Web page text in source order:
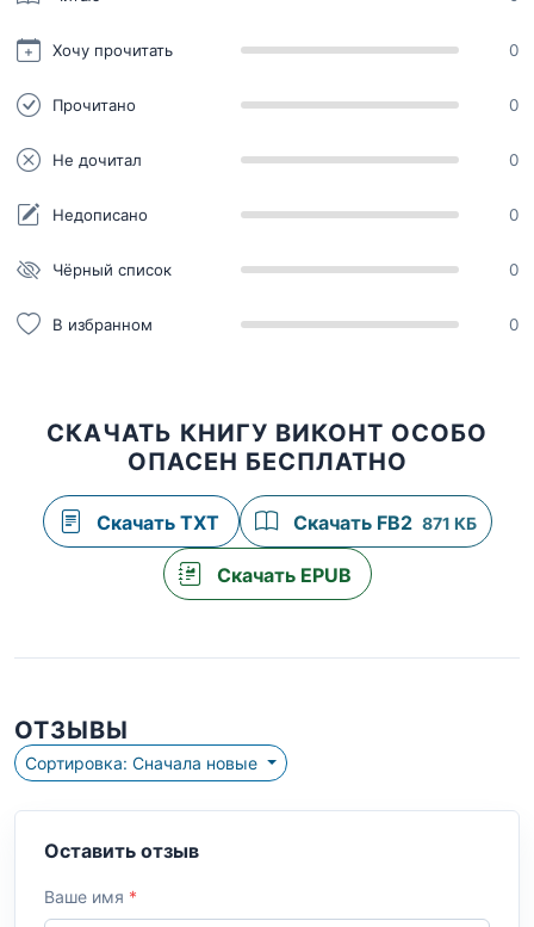
Хочу прочитать 0
Прочитано 0
Не дочитал 0
Недописано 0
Чёрный список 0
В избранном 0
СКАЧАТЬ КНИГУ ВИКОНТ ОСОБО
ОПАСЕН БЕСПЛАТНО
Скачать TXT Скачать FB2 871 КБ
Скачать EPUB
ОТЗЫВЫ
Сортировка: Сначала новые
Оставить отзыв
Ваше имя *